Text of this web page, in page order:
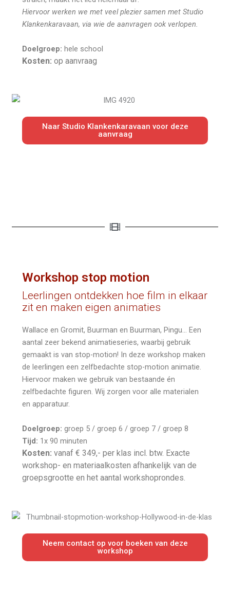
Hiervoor werken we met veel plezier samen met Studio
Klankenkaravaan, via wie de aanvragen ook verlopen.
Doelgroep: hele school
Kosten: op aanvraag
Naar Studio Klankenkaravaan voor deze
aanvraag
Workshop stop motion
Leerlingen ontdekken hoe film in elkaar
zit en maken eigen animaties
Wallace en Gromit, Buurman en Buurman, Pingu… Een
aantal zeer bekend animatieseries, waarbij gebruik
gemaakt is van stop-motion! In deze workshop maken
de leerlingen een zelfbedachte stop-motion animatie.
Hiervoor maken we gebruik van bestaande én
zelfbedachte figuren. Wij zorgen voor alle materialen
en apparatuur.
Doelgroep: groep 5 / groep 6 / groep 7 / groep 8
Tijd: 1x 90 minuten
Kosten: vanaf € 349,- per klas incl. btw. Exacte
workshop- en materiaalkosten afhankelijk van de
groepsgrootte en het aantal workshoprondes.
Neem contact op voor boeken van deze
workshop